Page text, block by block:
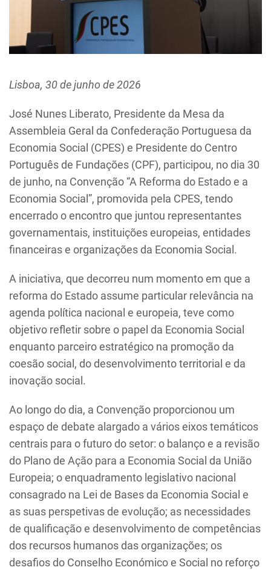
Lisboa, 30 de junho de 2026
José Nunes Liberato, Presidente da Mesa da
Assembleia Geral da Confederação Portuguesa da
Economia Social (CPES) e Presidente do Centro
Português de Fundações (CPF), participou, no dia 30
de junho, na Convenção “A Reforma do Estado e a
Economia Social”, promovida pela CPES, tendo
encerrado o encontro que juntou representantes
governamentais, instituições europeias, entidades
financeiras e organizações da Economia Social.
A iniciativa, que decorreu num momento em que a
reforma do Estado assume particular relevância na
agenda política nacional e europeia, teve como
objetivo refletir sobre o papel da Economia Social
enquanto parceiro estratégico na promoção da
coesão social, do desenvolvimento territorial e da
inovação social.
Ao longo do dia, a Convenção proporcionou um
espaço de debate alargado a vários eixos temáticos
centrais para o futuro do setor: o balanço e a revisão
do Plano de Ação para a Economia Social da União
Europeia; o enquadramento legislativo nacional
consagrado na Lei de Bases da Economia Social e
as suas perspetivas de evolução; as necessidades
de qualificação e desenvolvimento de competências
dos recursos humanos das organizações; os
desafios do Conselho Económico e Social no reforço